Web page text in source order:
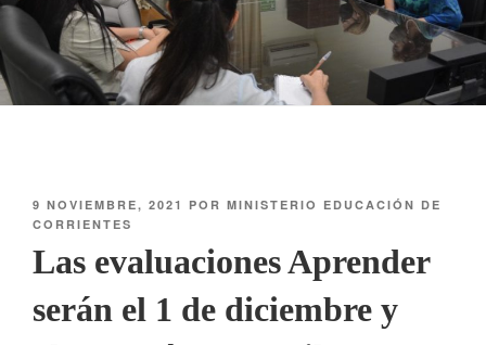
9 NOVIEMBRE, 2021 POR MINISTERIO EDUCACIÓN DE
CORRIENTES
Las evaluaciones Aprender
serán el 1 de diciembre y